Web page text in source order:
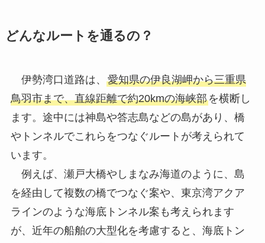
どんなルートを通るの？
伊勢湾口道路は、 愛知県の伊良湖岬から三重県
鳥羽市まで、直線距離で約20kmの海峡部を横断し
ます。途中には神島や答志島などの島があり、橋
やトンネルでこれらをつなぐルートが考えられて
います。
例えば、瀬戸大橋やしまなみ海道のように、島
を経由して複数の橋でつなぐ案や、東京湾アクア
ラインのような海底トンネル案も考えられます
が、近年の船舶の大型化を考慮すると、海底トン